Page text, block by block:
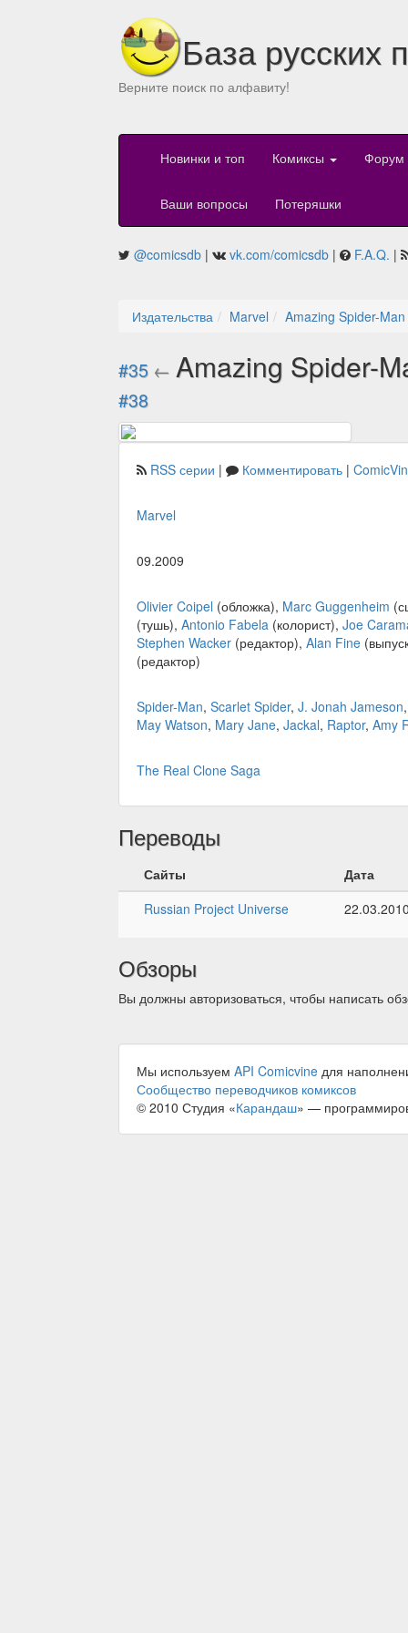
База русских
Верните поиск по алфавиту!
Новинки и топ Комиксы Форум
Ваши вопросы Потеряшки
@comicsdb | vk.com/comicsdb | F.A.Q. |
Издательства Marvel Amazing Spider-
#35 ← Amazing Spider-
#38
RSS серии | Комментировать |
Marvel
09.2009
Olivier Coipel (обложка), Marc Guggenheim
(тушь), Antonio Fabela (колорист), Joe
Stephen Wacker (редактор), Alan Fine
(редактор)
Spider-Man, Scarlet Spider, J. Jonah Jameson
May Watson, Mary Jane, Jackal, Raptor, Amy
The Real Clone Saga
Переводы
Сайты
Дата
Russian Project Universe
Обзоры
Вы должны авторизоваться, чтобы написать
Мы используем API Comicvine для
Сообщество переводчиков комиксов
© 2010 Студия «Карандаш» —